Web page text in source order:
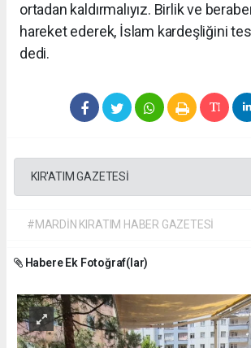
ortadan kaldırmalıyız. Birlik ve
hareket ederek, İslam kardeşliğini
dedi.
KIR'ATIM GAZETESİ
#MARDİN KIRATIM HABER GAZETESİ
Habere Ek Fotoğraf(lar)